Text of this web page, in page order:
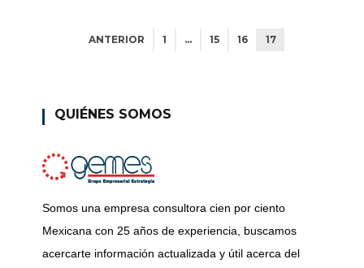
ANTERIOR 1 … 15 16 17
QUIÉNES SOMOS
Somos una empresa consultora cien por ciento
Mexicana con 25 años de experiencia, buscamos
acercarte información actualizada y útil acerca del